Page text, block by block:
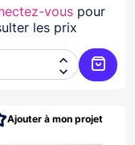
vous pour
les prix


Ajouter à mon projet